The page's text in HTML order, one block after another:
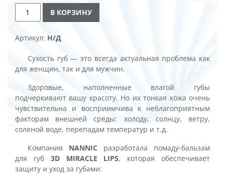
Количество
товара
Miracle
В КОРЗИНУ
Артикул: Н/Д
Сухость губ — это всегда актуальная проблема как
для женщин, так и для мужчин.
Здоровые, наполненные влагой губы
подчеркивают вашу красоту. Но их тонкая кожа очень
чувствительна и восприимчива к неблагоприятным
факторам внешней среды: холоду, солнцу, ветру,
соленой воде, перепадам температур и т.д.
Компания NANNIC разработала помаду-бальзам
для губ 3D MIRACLE LIPS, которая обеспечивает
защиту и уход за губами: